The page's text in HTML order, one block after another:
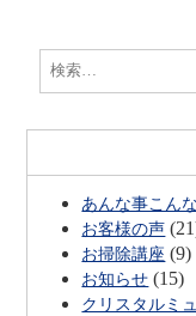
検
索:
あんな事こん
お客様の声
お掃除講座 (9)
お知らせ (15)
クリスタルミ